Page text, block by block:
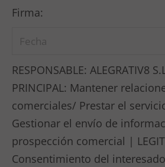
Firma:
RESPONSABLE: ALEGRATIV8
PRINCIPAL: Mantener
comerciales/ Prestar el
Gestionar el envío de
prospección comercial |
Consentimiento del